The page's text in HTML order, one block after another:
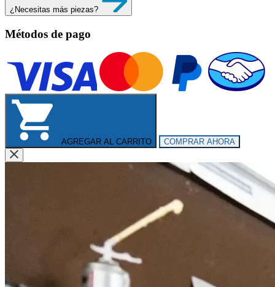
¿Necesitas más piezas?
Métodos de pago
AGREGAR AL CARRITO COMPRAR AHORA